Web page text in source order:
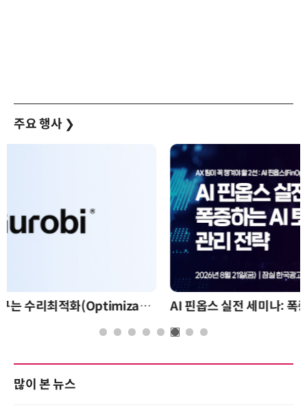
주요 행사 ❯
AI 핀옵스 실전 세미나: 폭증하는 AI 토큰 비용 관리 전략
많이 본 뉴스